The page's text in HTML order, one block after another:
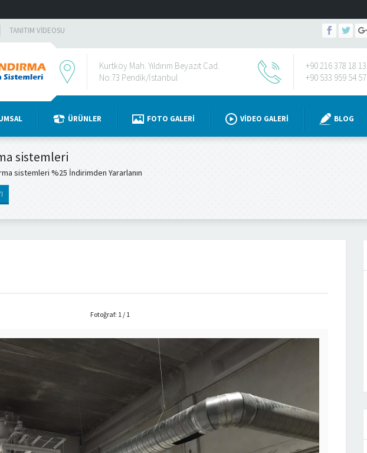
TANITIM VIDEOSU
Kurtköy Mah. Yıldırım Beyazıt Cad.
No:73 Pendik/İstanbul
+90 216 378 18 13
+90 533 959 54 57
ÜRÜNLER FOTO GALERI VIDEO GALERI BLOG
sistemleri
sistemleri %25 İndirimden Yararlanın
Fotoğraf: 1 / 1